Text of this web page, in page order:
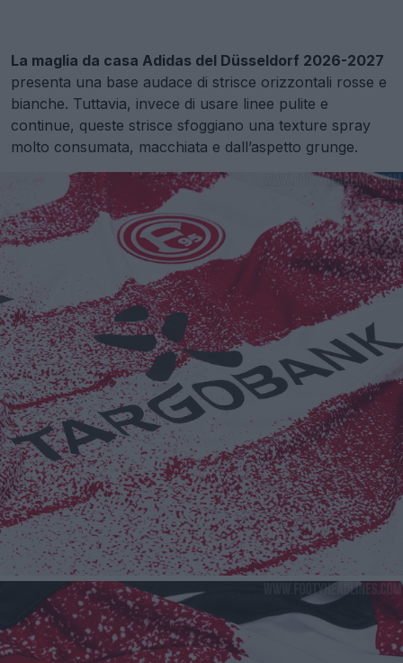
La maglia da casa Adidas del Düsseldorf 2026-2027
presenta una base audace di strisce orizzontali rosse e
bianche. Tuttavia, invece di usare linee pulite e
continue, queste strisce sfoggiano una texture spray
molto consumata, macchiata e dall’aspetto grunge.